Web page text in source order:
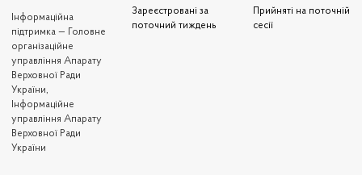
Iнформаційна
підтримка — Головне
організаційне
управління Апарату
Верховної Ради
України,
Інформаційне
управління Апарату
Верховної Ради
України
Зареєстровані за
поточний тиждень
Прийняті на поточній
сесії